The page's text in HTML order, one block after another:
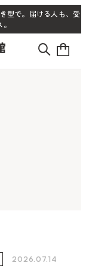
型で。届ける人も、受
2026.07.14